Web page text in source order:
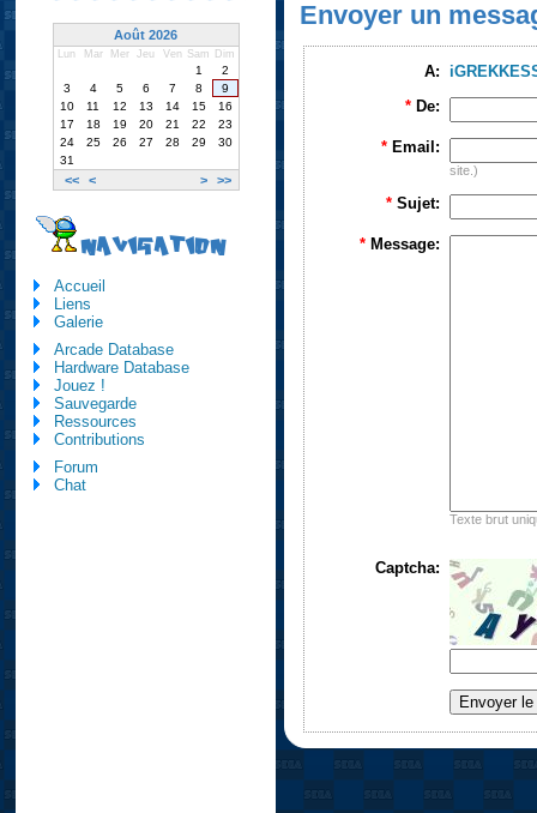
Envoyer un
A:
* De:
* Email:
site.)
* Sujet:
* Message:
Texte brut
Captcha:
Août 2026
Lun Mar Mer Jeu Ven Sam Dim
<< < > >>
1
2
3
4 5 6 7 8
9
10
11 12 13 14 15
16
17
18 19 20 21 22
23
24
25 26 27 28 29
30
31
NAVIGATION
Accueil
Liens
Galerie
Arcade Database
Hardware Database
Jouez !
Sauvegarde
Ressources
Contributions
Forum
Chat